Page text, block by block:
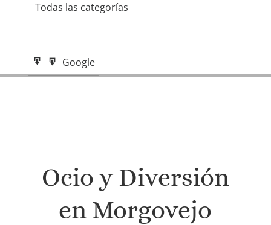
Todas las categorías
Subscribe
Google
ExportarGoogle
Ocio y Diversión
en Morgovejo